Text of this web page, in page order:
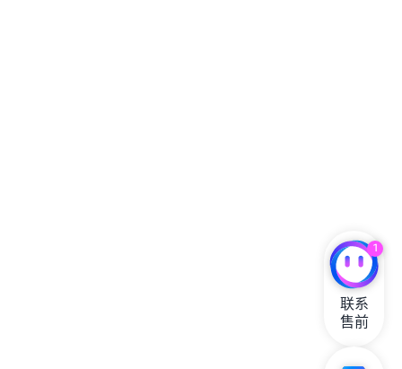
1
联系
售前